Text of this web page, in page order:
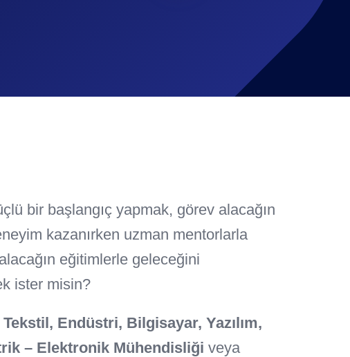
bir başlangıç yapmak, görev alacağın
kazanırken uzman mentorlarla
eğitimlerle geleceğini
ister misin?
Tekstil, Endüstri, Bilgisayar, Yazılım,
– Elektronik Mühendisliği veya